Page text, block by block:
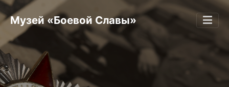
Музей «Боевой Славы»